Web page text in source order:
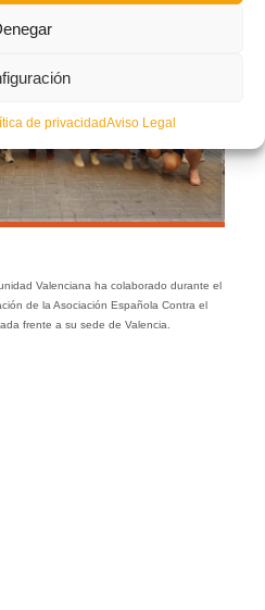
de privacidadAviso Legal
Valenciana ha colaborado durante el
de la Asociación Española Contra el
frente a su sede de Valencia.